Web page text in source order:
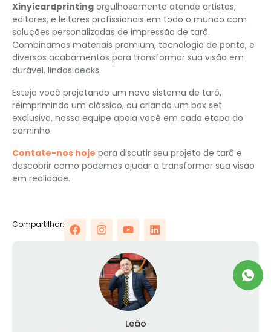
Xinyicardprinting orgulhosamente atende artistas,
editores, e leitores profissionais em todo o mundo com
soluções personalizadas de impressão de tarô.
Combinamos materiais premium, tecnologia de ponta, e
diversos acabamentos para transformar sua visão em
durável, lindos decks.
Esteja você projetando um novo sistema de tarô,
reimprimindo um clássico, ou criando um box set
exclusivo, nossa equipe apoia você em cada etapa do
caminho.
Contate-nos hoje para discutir seu projeto de tarô e
descobrir como podemos ajudar a transformar sua visão
em realidade.
Compartilhar:
Leão